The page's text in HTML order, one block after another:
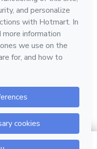
reservados.